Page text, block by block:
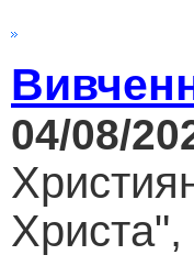
04/08/
Христа",